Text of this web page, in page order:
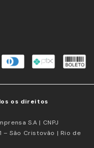
os direitos
S.A | CNPJ
– São Cristovão | Rio de